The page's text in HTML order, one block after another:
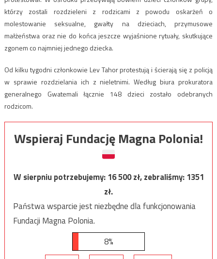
którzy zostali rozdzieleni z rodzicami z powodu oskarżeń o
molestowanie seksualne, gwałty na dzieciach, przymusowe
małżeństwa oraz nie do końca jeszcze wyjaśnione rytuały, skutkujące
zgonem co najmniej jednego dziecka.
Od kilku tygodni członkowie Lev Tahor protestują i ścierają się z policją
w sprawie rozdzielania ich z nieletnimi. Według biura prokuratora
generalnego Gwatemali łącznie 148 dzieci zostało odebranych
rodzicom.
Wspieraj Fundację Magna Polonia!
W sierpniu potrzebujemy:16 500zł, zebraliśmy:1351
zł.
Państwa wsparcie jest niezbędne dla funkcjonowania
Fundacji Magna Polonia.
8%